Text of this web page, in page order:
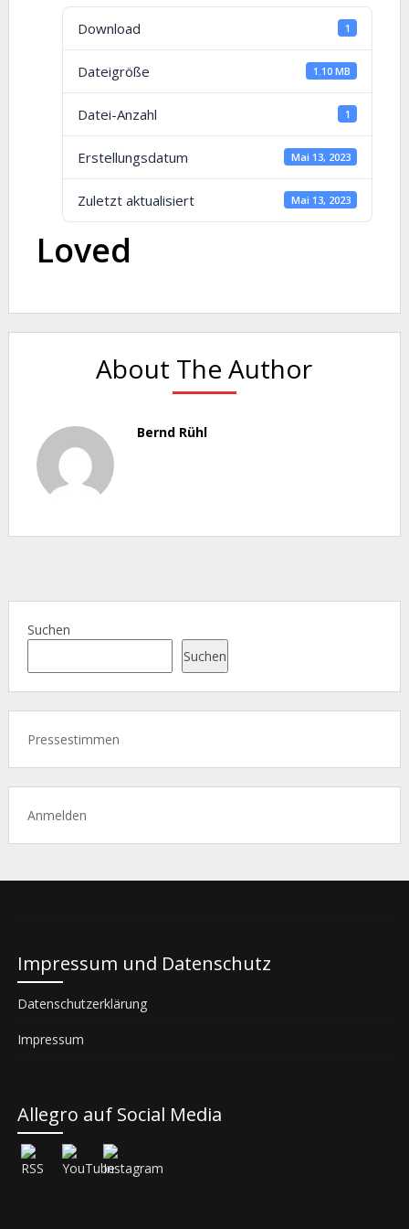
Download 1
Dateigröße 1.10 MB
Datei-Anzahl 1
Erstellungsdatum Mai 13, 2023
Zuletzt aktualisiert Mai 13, 2023
Loved
About The Author
Bernd Rühl
Suchen
Suchen
Pressestimmen
Anmelden
Impressum und Datenschutz
Datenschutzerklärung
Impressum
Allegro auf Social Media